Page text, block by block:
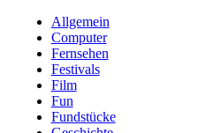
Allgemein
Computer
Fernsehen
Festivals
Film
Fun
Fundstücke